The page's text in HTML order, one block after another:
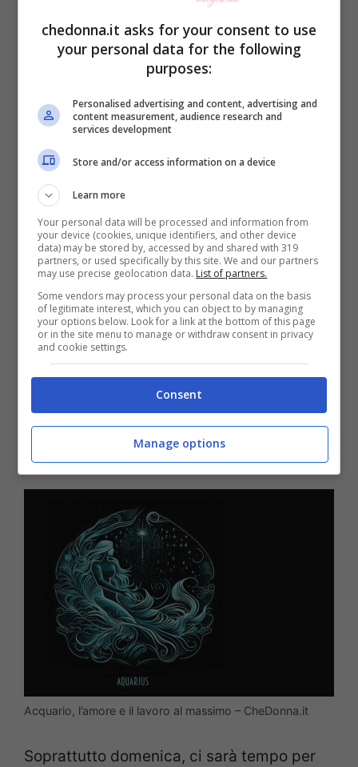
occasioni da cogliere, che non potrete
lasciarvi sfuggire e che renderanno
interessante questo week-end di fine
settembre. Anche per quanto riguarda il
lavoro, ci saranno nuove
collaborazionida tenere in
considerazione.
Acquario, l’amore e il lavoro
al massimo
Anche per l’Acquario– menzionato
nell’oroscopo della settimana dal 9 al 15
settembre– saranno giorni di fortuna. Con
professionalità e intelligenza
dimostrare creatività, bravura e
concentrazione a chi lavora con voi.
Acquario, l’amore e il lavoro al massimo – CheDonna.it
Soprattutto domenica, ci sarà tempo per
chedonna.it asks for your consent to use
your personal data for the following
purposes:
Personalised advertising and content, advertising and
content measurement, audience research and
services development
Store and/or access information on a device
Learn more
Your personal data will be processed and information from
your device (cookies, unique identifiers, and other device
data) may be stored by, accessed by and shared with 319
partners, or used specifically by this site. We and our partners
may use precise geolocation data. List of partners.
Some vendors may process your personal data on the basis
of legitimate interest, which you can object to by managing
your options below. Look for a link at the bottom of this page
or in the site menu to manage or withdraw consent in privacy
and cookie settings.
Consent
Manage options